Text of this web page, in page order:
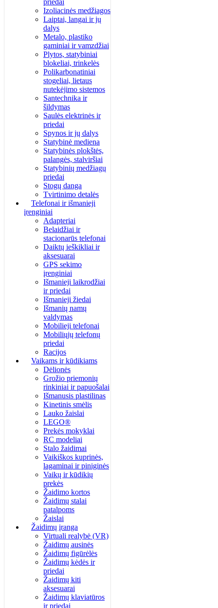
priedai
Izoliacinės medžiagos
Laiptai, langai ir jų
dalys
Metalo, plastiko
gaminiai ir vamzdžiai
Plytos, statybiniai
blokeliai, trinkelės
Polikarbonatiniai
stogeliai, lietaus
nutekėjimo sistemos
Santechnika ir
šildymas
Saulės elektrinės ir
priedai
Spynos ir jų dalys
Statybinė mediena
Statybinės plokštės,
palangės, stalviršiai
Statybinių medžiagų
priedai
Stogų danga
Tvirtinimo detalės
Telefonai ir išmanieji
įrenginiai
Adapteriai
Belaidžiai ir
stacionarūs telefonai
Daiktų ieškikliai ir
aksesuarai
GPS sekimo
įrenginiai
Išmanieji laikrodžiai
ir priedai
Išmanieji žiedai
Išmanių namų
valdymas
Mobilieji telefonai
Mobiliųjų telefonų
priedai
Racijos
Vaikams ir kūdikiams
Dėlionės
Grožio priemonių
rinkiniai ir papuošalai
Išmanusis plastilinas
Kinetinis smėlis
Lauko žaislai
LEGO®
Prekės mokyklai
RC modeliai
Stalo žaidimai
Vaikiškos kuprinės,
lagaminai ir piniginės
Vaikų ir kūdikių
prekės
Žaidimo kortos
Žaidimų stalai
patalpoms
Žaislai
Žaidimų įranga
Virtuali realybė (VR)
Žaidimų ausinės
Žaidimų figūrėlės
Žaidimų kėdės ir
priedai
Žaidimų kiti
aksesuarai
Žaidimų klaviatūros
ir priedai